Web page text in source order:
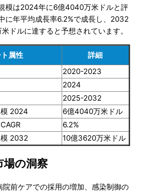
模は2024年に6億4040万米ドルと評
に年平均成長率6.2%で成長し、2032
ドルに達すると予想されています。
属性
詳細
2020-2023
2024
2025-2032
2024
6億4040万米ドル
6.2%
2032
10億3620万米ドル
場の洞察
院前ケアでの採用の増加、感染制御の